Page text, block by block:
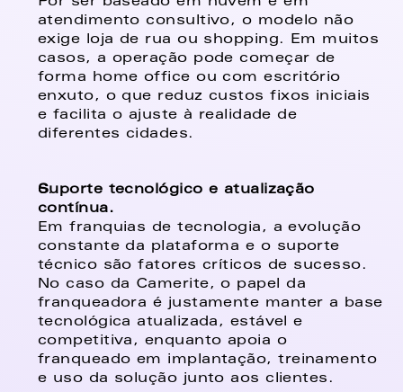
atendimento consultivo, o modelo não
exige loja de rua ou shopping. Em muitos
casos, a operação pode começar de
forma home office ou com escritório
enxuto, o que reduz custos fixos iniciais
e facilita o ajuste à realidade de
diferentes cidades.
Suporte tecnológico e atualização
contínua.
Em franquias de tecnologia, a evolução
constante da plataforma e o suporte
técnico são fatores críticos de sucesso.
No caso da Camerite, o papel da
franqueadora é justamente manter a base
tecnológica atualizada, estável e
competitiva, enquanto apoia o
franqueado em implantação, treinamento
e uso da solução junto aos clientes.